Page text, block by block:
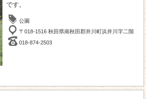
です。
公園
〒018-1516 秋田県南秋田郡井川町浜井川字二階
018-874-2503